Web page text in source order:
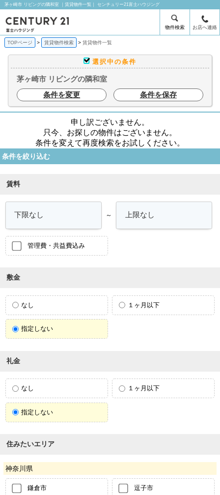
茅ヶ崎市 リビングの隣和室 ｜賃貸物件一覧｜ センチュリー21富士ハウジング
物件検索 お店へ連絡
TOPページ 賃貸物件検索 賃貸物件一覧
選択中の条件
茅ヶ崎市 リビングの隣和室
条件を変更
条件を保存
申し訳ございません。
只今、お探しの物件はございません。
条件を変えて再度検索をお試しください。
条件を絞り込む
賃料
～
管理費・共益費込み
敷金
なし １ヶ月以下
指定しない
礼金
なし １ヶ月以下
指定しない
住みたいエリア
神奈川県
鎌倉市 逗子市